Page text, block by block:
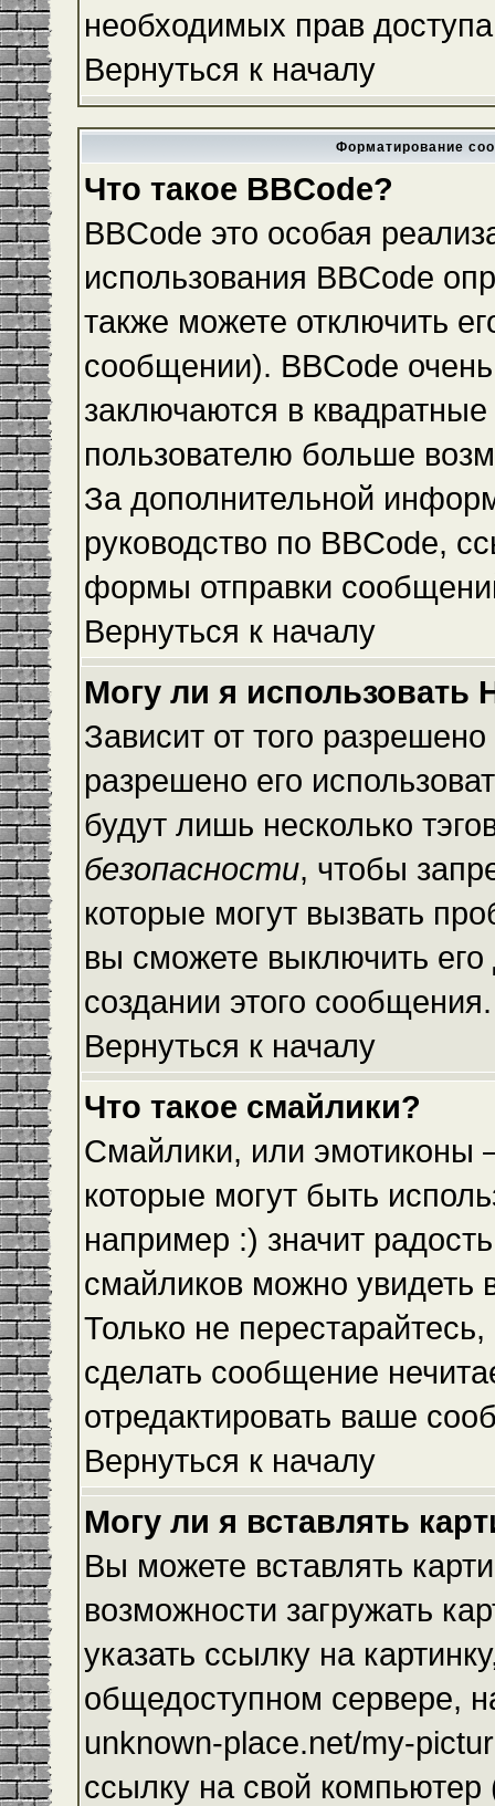
необходимых прав
Вернуться к началу
Форматирование
Что такое BBCode?
BBCode это особая
использования BBCode
также можете отключить
сообщении). BBCode
заключаются в
пользователю больше
За дополнительной
руководство по BBCode,
формы отправки
Вернуться к началу
Могу ли я использовать
Зависит от того
разрешено его
будут лишь несколько
безопасности, чтобы
которые могут вызвать
вы сможете выключить
создании этого сообщения.
Вернуться к началу
Что такое смайлики?
Смайлики, или эмотиконы
которые могут быть
например :) значит
смайликов можно
Только не
сделать сообщение
отредактировать ваше
Вернуться к началу
Могу ли я вставлять
Вы можете вставлять
возможности загружать
указать ссылку на
общедоступном сервере,
unknown-place.net/my-
ссылку на свой компьютер